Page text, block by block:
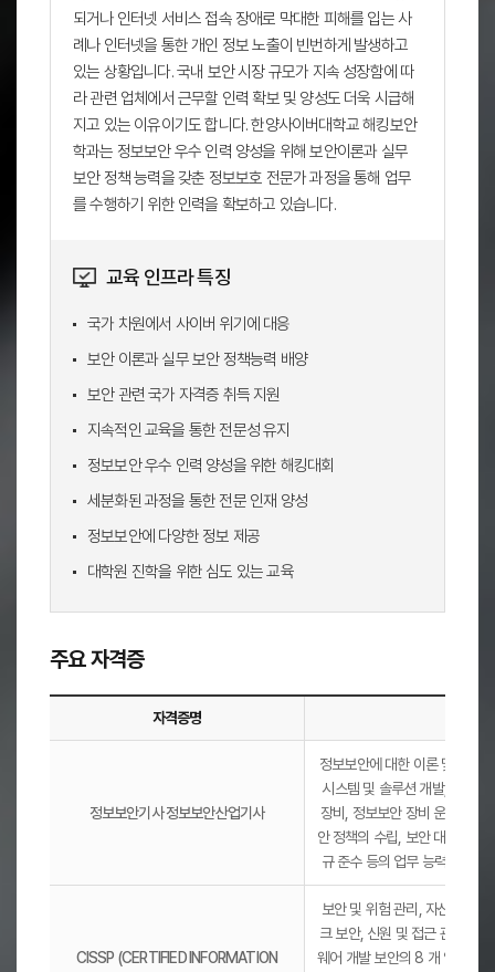
되거나 인터넷 서비스 접속 장애로 막대한 피해를 입는 사
례나 인터넷을 통한 개인 정보 노출이 빈번하게 발생하고
있는 상황입니다. 국내 보안 시장 규모가 지속 성장함에 따
라 관련 업체에서 근무할 인력 확보 및 양성도 더욱 시급해
지고 있는 이유이기도 합니다. 한양사이버대학교 해킹보안
학과는 정보보안 우수 인력 양성을 위해 보안이론과 실무
보안 정책 능력을 갖춘 정보보호 전문가 과정을 통해 업무
를 수행하기 위한 인력을 확보하고 있습니다.
교육 인프라 특징
국가 차원에서 사이버 위기에 대응
보안 이론과 실무 보안 정책능력 배양
보안 관련 국가 자격증 취득 지원
지속적인 교육을 통한 전문성 유지
정보보안 우수 인력 양성을 위한 해킹대회
세분화된 과정을 통한 전문 인재 양성
정보보안에 다양한 정보 제공
대학원 진학을 위한 심도 있는 교육
주요 자격증
테
자격증명
정보보안기사 정보보안산업기사
정보보안에 대한 이론 및 실무
시스템 및 솔루션 개발, 주요
장비, 정보보안 장비 운영 및
안 정책의 수립, 보안 대책 수립
규 준수 등의 업무 능력을 인증
CISSP (CERTIFIED INFORMATION
보안 및 위험 관리, 자산 보안,
크 보안, 신원 및 접근 관리, 보
웨어 개발 보안의 8 개 업무 영